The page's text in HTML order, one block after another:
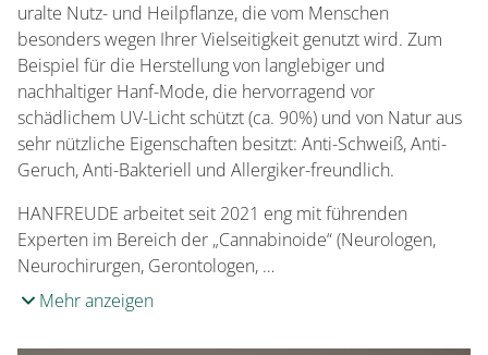
uralte Nutz- und Heilpflanze, die vom Menschen
besonders wegen Ihrer Vielseitigkeit genutzt wird. Zum
Beispiel für die Herstellung von langlebiger und
nachhaltiger Hanf-Mode, die hervorragend vor
schädlichem UV-Licht schützt (ca. 90%) und von Natur aus
sehr nützliche Eigenschaften besitzt: Anti-Schweiß, Anti-
Geruch, Anti-Bakteriell und Allergiker-freundlich.
HANFREUDE arbeitet seit 2021 eng mit führenden
Experten im Bereich der „Cannabinoide“ (Neurologen,
Neurochirurgen, Gerontologen, …
Mehr anzeigen